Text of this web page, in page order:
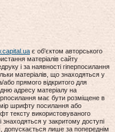
є об'єктом авторського
матеріалів сайту
і за наявності гіперпосилання
матеріалів, що знаходяться у
прямого відкритого для
адресу матеріалу на
має бути розміщене в
шрифту посилання або
тексту використовуваного
знаходяться у закритому доступі
допускається лише за попереднім